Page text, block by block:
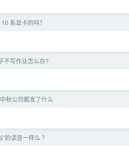
系显卡的吗？
不写作业怎么办?
秋公司都发了什么
”的读音一样么 ？